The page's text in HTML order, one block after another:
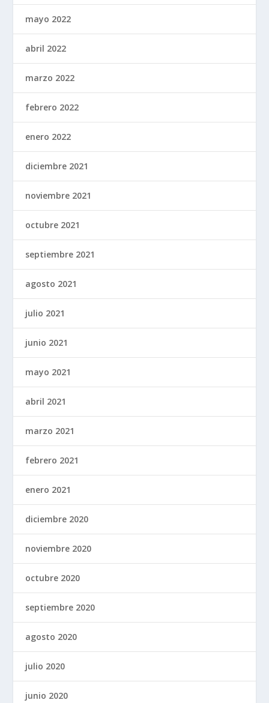
mayo 2022
abril 2022
marzo 2022
febrero 2022
enero 2022
diciembre 2021
noviembre 2021
octubre 2021
septiembre 2021
agosto 2021
julio 2021
junio 2021
mayo 2021
abril 2021
marzo 2021
febrero 2021
enero 2021
diciembre 2020
noviembre 2020
octubre 2020
septiembre 2020
agosto 2020
julio 2020
junio 2020